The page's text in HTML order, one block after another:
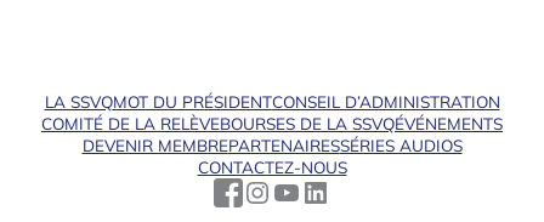
LA SSVQMOT DU PRÉSIDENTCONSEIL D’ADMINISTRATION
COMITÉ DE LA RELÈVEBOURSES DE LA SSVQÉVÉNEMENTS
DEVENIR MEMBREPARTENAIRESSÉRIES AUDIOS
CONTACTEZ-NOUS